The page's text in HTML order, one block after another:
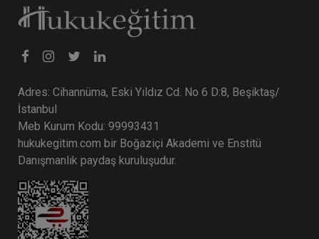
Adres: Cihannüma, Eski Yıldız Cd. No 6 D:8, Beşiktaş/
İstanbul
Meb Kurum Kodu: 99993431
hukukegitim.com bir Boğaziçi Akademi ve Enstitü
Danışmanlık paydaş kuruluşudur.